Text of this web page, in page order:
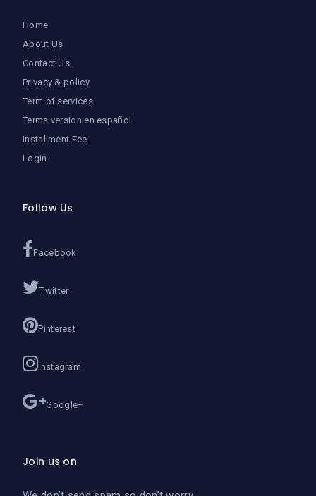
Home
About Us
Contact Us
Privacy & policy
Term of services
Terms version en español
Installment Fee
Login
Follow Us
Facebook
Twitter
Pinterest
Instagram
Google+
Join us on